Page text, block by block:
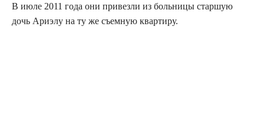
В июле 2011 года они при­вез­ли из боль­ни­цы стар­шую
дочь Ари­э­лу на ту же съем­ную квартиру.